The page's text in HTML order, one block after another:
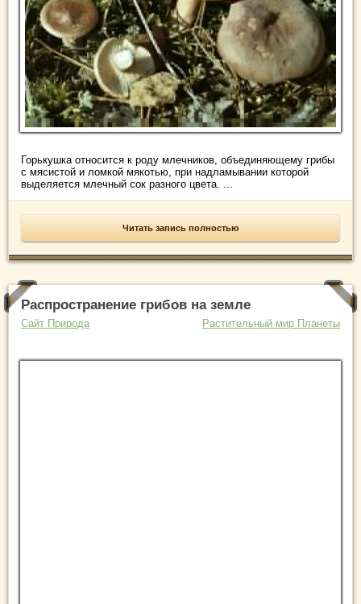
Горькушка относится к роду млечников, объединяющему грибы
с мясистой и ломкой мякотью, при надламывании которой
выделяется млечный сок разного цвета. ...
Читать запись полностью
Распространение грибов на земле
Сайт Природа Растительный мир Планеты